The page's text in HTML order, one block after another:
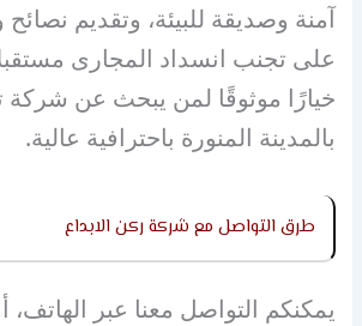
آمنة وصديقة للبيئة، وتقديم
على تجنب انسداد المجارى
خيارًا موثوقًا لمن يبحث عن
بالمدينة المنورة باحترافية عالية.
طرق التواصل مع شركة ركن الابداع
يمكنكم التواصل معنا عبر الهاتف،